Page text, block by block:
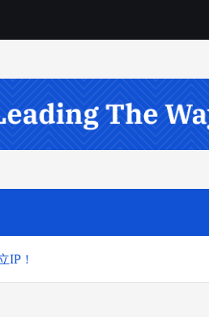
IP！